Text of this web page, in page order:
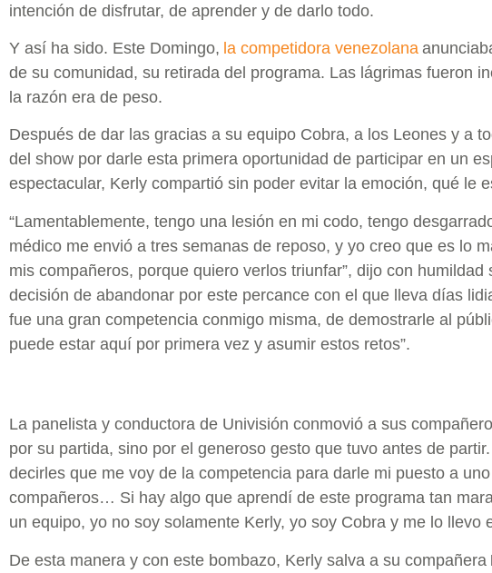
intención de disfrutar, de aprender y de darlo todo.
Y así ha sido. Este Domingo, la competidora venezolana
de su comunidad, su retirada del programa. Las lágrimas fueron
la razón era de peso.
Después de dar las gracias a su equipo Cobra, a los Leones y a
del show por darle esta primera oportunidad de participar en un
espectacular, Kerly compartió sin poder evitar la emoción, qué le
“Lamentablemente, tengo una lesión en mi codo, tengo
médico me envió a tres semanas de reposo, y yo creo que es lo
mis compañeros, porque quiero verlos triunfar”, dijo con humildad
decisión de abandonar por este percance con el que lleva días
fue una gran competencia conmigo misma, de demostrarle al
puede estar aquí por primera vez y asumir estos retos”.
La panelista y conductora de Univisión conmovió a sus
por su partida, sino por el generoso gesto que tuvo antes de partir.
decirles que me voy de la competencia para darle mi puesto a
compañeros… Si hay algo que aprendí de este programa tan
un equipo, yo no soy solamente Kerly, yo soy Cobra y me lo llevo
De esta manera y con este bombazo, Kerly salva a su compañera